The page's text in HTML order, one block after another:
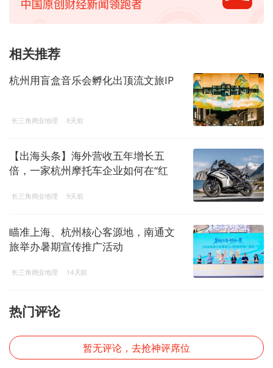
相关推荐
杭州用盲盒音乐会孵化出顶流文旅IP
长三角商业地理 8天前
【出海头条】海外营收五年增长五
倍，一家杭州摩托车企业如何在“红
长三角商业地理 9天前
瞄准上海、杭州核心客源地，南通文
旅举办暑期宣传推广活动
长三角商业地理 14天前
热门评论
暂无评论，去抢神评席位